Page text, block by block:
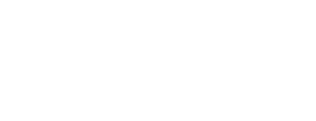
Уточняйте, пожалуйста, критичные для вас параметры у нас или